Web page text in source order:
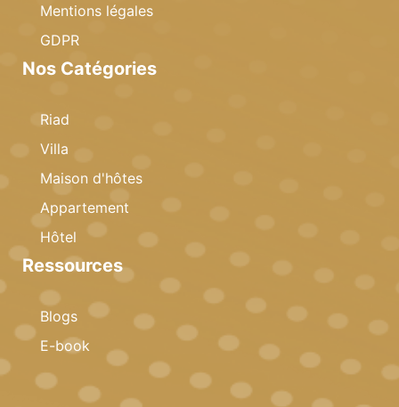
Mentions légales
GDPR
Nos Catégories
Riad
Villa
Maison d'hôtes
Appartement
Hôtel
Ressources
Blogs
E-book